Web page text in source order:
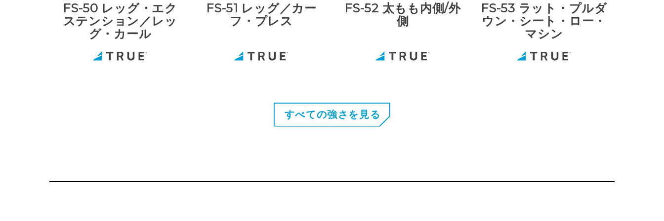
FS-50 レッグ・エク
ステンション／レッ
グ・カール
FS-51 レッグ／カー
フ・プレス
FS-52 太もも内側/外
側
FS-53 ラット・プルダ
ウン・シート・ロー・
マシン
すべての強さを見る